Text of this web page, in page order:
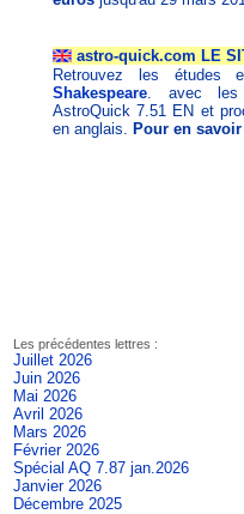
astro-quick.com LE
Retrouvez les études
Shakespeare. avec les
AstroQuick 7.51 EN et
en anglais. Pour en
Les précédentes lettres :
Juillet 2026
Juin 2026
Mai 2026
Avril 2026
Mars 2026
Février 2026
Spécial AQ 7.87 jan.2026
Janvier 2026
Décembre 2025